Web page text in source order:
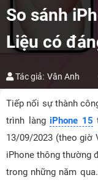
So sánh
Liệu có
Tác giả: Vân Anh
Tiếp nối sự thành
trình làng iPhone 15
13/09/2023 (theo giờ
iPhone thông thường
trong những năm